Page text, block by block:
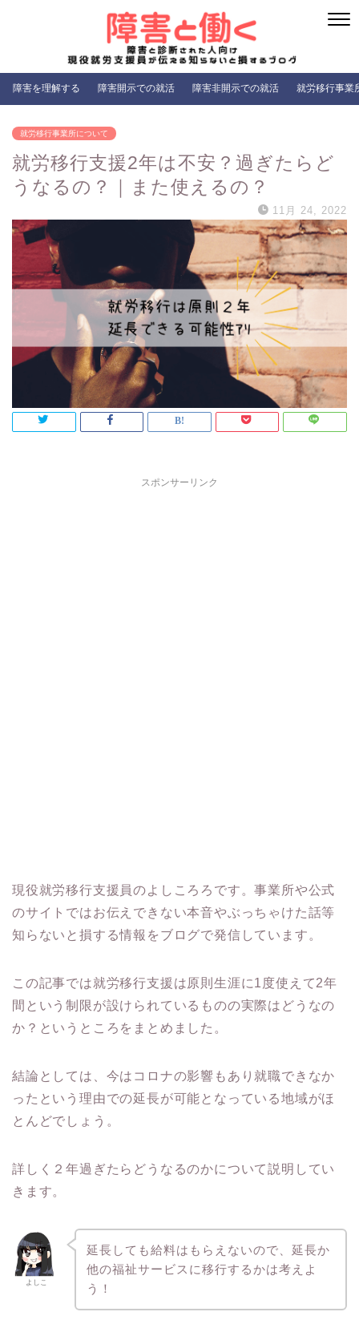
障害を理解する 障害開示での就活 障害非開示での就活 就労移行事業
就労移行事業所について
就労移行支援2年は不安？過ぎたらど
うなるの？｜また使えるの？
11月 24, 2022
スポンサーリンク
現役就労移行支援員のよしころろです。事業所や公式
のサイトではお伝えできない本音やぶっちゃけた話等
知らないと損する情報をブログで発信しています。
この記事では就労移行支援は原則生涯に1度使えて2年
間という制限が設けられているものの実際はどうなの
か？というところをまとめました。
結論としては、今はコロナの影響もあり就職できなか
ったという理由での延長が可能となっている地域がほ
とんどでしょう。
詳しく２年過ぎたらどうなるのかについて説明してい
きます。
よしこ
延長しても給料はもらえないので、延長か
他の福祉サービスに移行するかは考えよ
う！